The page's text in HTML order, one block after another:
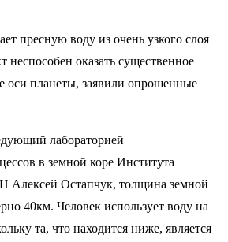
пресную воду из очень узкого слоя
неспособен оказать существенное
оси планеты, заявили опрошенные
лабораторией
в земной коре Института
Алексей Остапчук, толщина земной
40км. Человек использует воду на
та, что находится ниже, является